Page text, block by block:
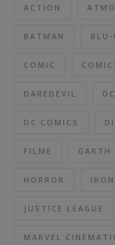
ACTION
BATMAN BLU-
COMIC
DAREDEVIL DC
DC COMICS
FILME GARTH
HORROR
JUSTICE LEAGUE
MARVEL